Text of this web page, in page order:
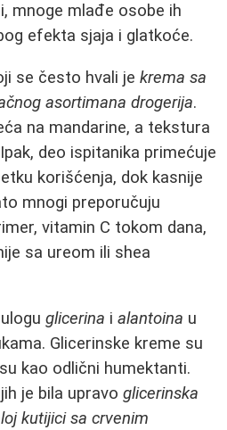
mnoge mlađe osobe ih
efekta sjaja i glatkoće.
se često hvali je krema sa
asortimana drogerija.
na mandarine, a tekstura
deo ispitanika primećuje
korišćenja, dok kasnije
mnogi preporučuju
vitamin C tokom dana,
sa ureom ili shea
glicerina i alantoina u
Glicerinske kreme su
kao odlični humektanti.
je bila upravo glicerinska
kutijici sa crvenim